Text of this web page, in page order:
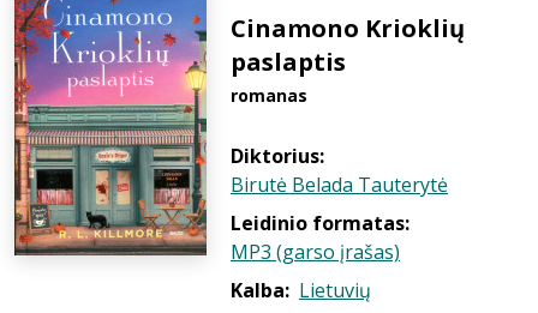
Cinamono Krioklių
paslaptis
romanas
Diktorius:
Birutė Belada Tauterytė
Leidinio formatas:
MP3 (garso įrašas)
Kalba: Lietuvių